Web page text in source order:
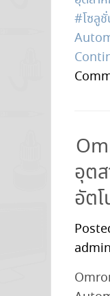
#โซลู
อุต
อัต